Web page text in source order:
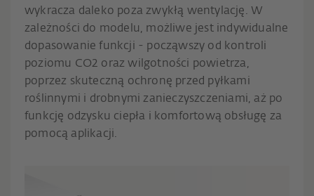
wykracza daleko poza zwykłą wentylację. W
zależności do modelu, możliwe jest indywidualne
dopasowanie funkcji - począwszy od kontroli
poziomu CO2 oraz wilgotności powietrza,
poprzez skuteczną ochronę przed pyłkami
roślinnymi i drobnymi zanieczyszczeniami, aż po
funkcję odzysku ciepła i komfortową obsługę za
pomocą aplikacji.